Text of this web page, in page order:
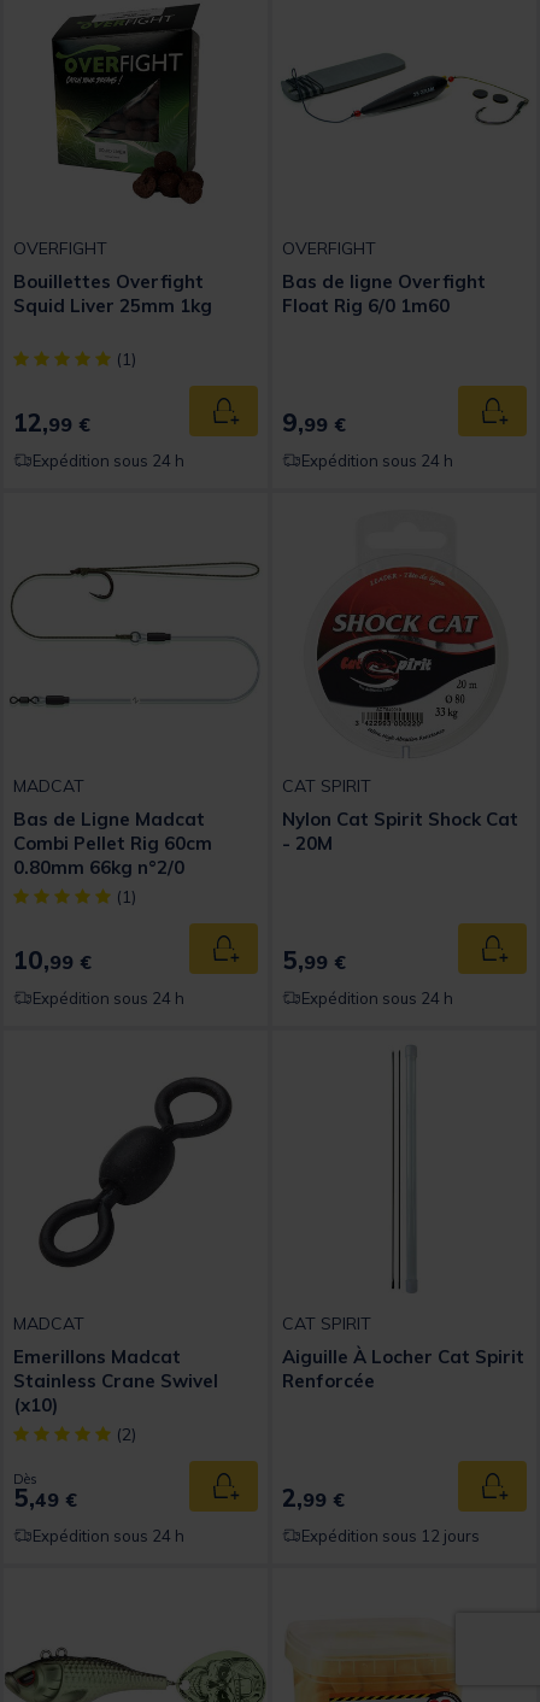
OVERFIGHT
Bouillettes Overfight
Squid Liver 25mm 1kg
[object Object] out of 5 Customer Rating
(1)
12,99 € Ajouter au panier
Expédition sous 24 h
OVERFIGHT
Bas de ligne Overfight
Float Rig 6/0 1m60
9,99 €
Expédition sous 24 h
MADCAT
Bas de Ligne Madcat
Combi Pellet Rig 60cm
0.80mm 66kg n°2/0
[object Object] out of 5 Customer Rating
(1)
10,99 € Ajouter au panier
Expédition sous 24 h
CAT SPIRIT
Nylon Cat Spirit Shock Cat
- 20M
5,99 €
Expédition sous 24 h
MADCAT
Emerillons Madcat
Stainless Crane Swivel
(x10)
[object Object] out of 5 Customer Rating
(2)
Dès
5,49 € Ajouter au panier
Expédition sous 24 h
CAT SPIRIT
Aiguille À Locher Cat Spirit
Renforcée
2,99 €
Expédition sous 12 jours